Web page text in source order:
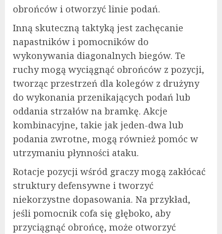
obrońców i otworzyć linie podań.
Inną skuteczną taktyką jest zachęcanie
napastników i pomocników do
wykonywania diagonalnych biegów. Te
ruchy mogą wyciągnąć obrońców z pozycji,
tworząc przestrzeń dla kolegów z drużyny
do wykonania przenikających podań lub
oddania strzałów na bramkę. Akcje
kombinacyjne, takie jak jeden-dwa lub
podania zwrotne, mogą również pomóc w
utrzymaniu płynności ataku.
Rotacje pozycji wśród graczy mogą zakłócać
struktury defensywne i tworzyć
niekorzystne dopasowania. Na przykład,
jeśli pomocnik cofa się głęboko, aby
przyciągnąć obrońcę, może otworzyć